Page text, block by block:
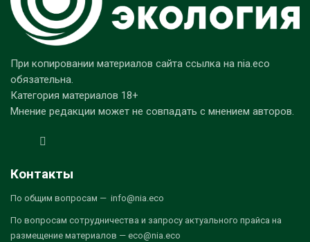
При копировании материалов сайта ссылка на nia.eco
обязательна.
Категория материалов 18+
Мнение редакции может не совпадать с мнением авторов.
Контакты
По общим вопросам — info@nia.eco
По вопросам сотрудничества и запросу актуального прайса на
размещение материалов — eco@nia.eco